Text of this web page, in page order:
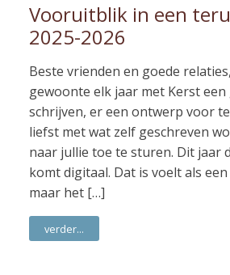
Vooruitblik in een
2025-2026
Beste vrienden en goede
gewoonte elk jaar met Kerst een
schrijven, er een ontwerp voor
liefst met wat zelf geschreven
naar jullie toe te sturen. Dit jaar
komt digitaal. Dat is voelt als
maar het […]
verder...